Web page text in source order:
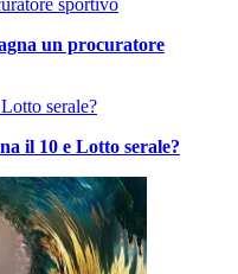
un procuratore
il 10 e Lotto serale?